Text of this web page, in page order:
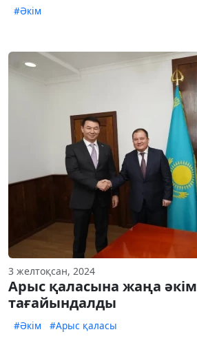
#Әкім
3 желтоқсан, 2024
Арыс қаласына жаңа әкім
тағайындалды
#Әкім #Арыс қаласы